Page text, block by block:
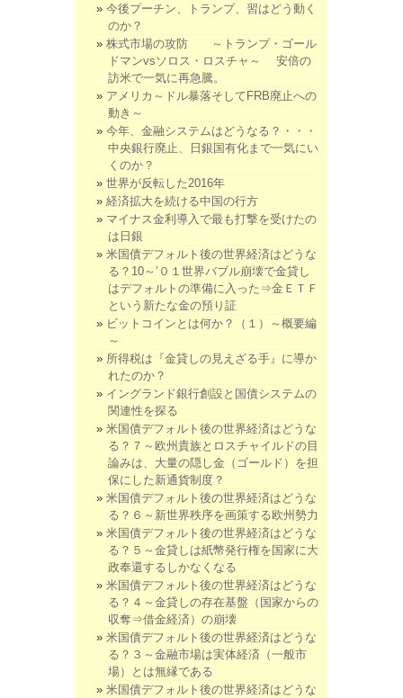
今後プーチン、トランプ、習はどう動く
のか？
株式市場の攻防 ～トランプ・ゴール
ドマンvsソロス・ロスチャ～ 安倍の
訪米で一気に再急騰。
アメリカ～ドル暴落そしてFRB廃止への
動き～
今年、金融システムはどうなる？・・・
中央銀行廃止、日銀国有化まで一気にい
くのか？
世界が反転した2016年
経済拡大を続ける中国の行方
マイナス金利導入で最も打撃を受けたの
は日銀
米国債デフォルト後の世界経済はどうな
る？10～’０１世界バブル崩壊で金貸し
はデフォルトの準備に入った⇒金ＥＴＦ
という新たな金の預り証
ビットコインとは何か？（１）～概要編
～
所得税は『金貸しの見えざる手』に導か
れたのか？
イングランド銀行創設と国債システムの
関連性を探る
米国債デフォルト後の世界経済はどうな
る？７～欧州貴族とロスチャイルドの目
論みは、大量の隠し金（ゴールド）を担
保にした新通貨制度？
米国債デフォルト後の世界経済はどうな
る？６～新世界秩序を画策する欧州勢力
米国債デフォルト後の世界経済はどうな
る？５～金貸しは紙幣発行権を国家に大
政奉還するしかなくなる
米国債デフォルト後の世界経済はどうな
る？４～金貸しの存在基盤（国家からの
収奪⇒借金経済）の崩壊
米国債デフォルト後の世界経済はどうな
る？３～金融市場は実体経済（一般市
場）とは無縁である
米国債デフォルト後の世界経済はどうな